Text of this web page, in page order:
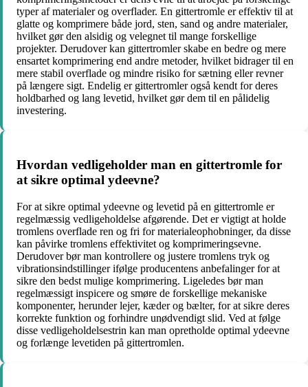
typer af materialer og overflader. En gittertromle er effektiv til at
glatte og komprimere både jord, sten, sand og andre materialer,
hvilket gør den alsidig og velegnet til mange forskellige
projekter. Derudover kan gittertromler skabe en bedre og mere
ensartet komprimering end andre metoder, hvilket bidrager til en
mere stabil overflade og mindre risiko for sætning eller revner
på længere sigt. Endelig er gittertromler også kendt for deres
holdbarhed og lang levetid, hvilket gør dem til en pålidelig
investering.
Hvordan vedligeholder man en gittertromle for
at sikre optimal ydeevne?
For at sikre optimal ydeevne og levetid på en gittertromle er
regelmæssig vedligeholdelse afgørende. Det er vigtigt at holde
tromlens overflade ren og fri for materialeophobninger, da disse
kan påvirke tromlens effektivitet og komprimeringsevne.
Derudover bør man kontrollere og justere tromlens tryk og
vibrationsindstillinger ifølge producentens anbefalinger for at
sikre den bedst mulige komprimering. Ligeledes bør man
regelmæssigt inspicere og smøre de forskellige mekaniske
komponenter, herunder lejer, kæder og bælter, for at sikre deres
korrekte funktion og forhindre unødvendigt slid. Ved at følge
disse vedligeholdelsestrin kan man opretholde optimal ydeevne
og forlænge levetiden på gittertromlen.